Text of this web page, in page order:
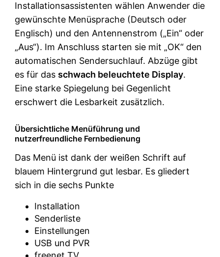
Installationsassistenten wählen Anwender die
gewünschte Menüsprache (Deutsch oder
Englisch) und den Antennenstrom („Ein“ oder
„Aus“). Im Anschluss starten sie mit „OK“ den
automatischen Sendersuchlauf. Abzüge gibt
es für das schwach beleuchtete Display.
Eine starke Spiegelung bei Gegenlicht
erschwert die Lesbarkeit zusätzlich.
Übersichtliche Menüführung und
nutzerfreundliche Fernbedienung
Das Menü ist dank der weißen Schrift auf
blauem Hintergrund gut lesbar. Es gliedert
sich in die sechs Punkte
Installation
Senderliste
Einstellungen
USB und PVR